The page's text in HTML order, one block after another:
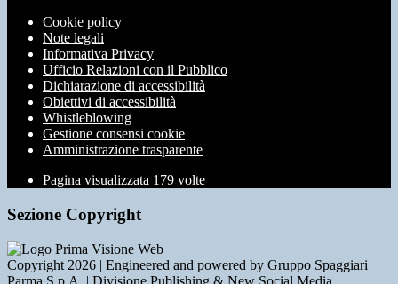
Cookie policy
Note legali
Informativa Privacy
Ufficio Relazioni con il Pubblico
Dichiarazione di accessibilità
Obiettivi di accessibilità
Whistleblowing
Gestione consensi cookie
Amministrazione trasparente
Pagina visualizzata 179 volte
Sezione Copyright
Copyright 2026 | Engineered and powered by Gruppo Spaggiari
Parma S.p.A. | Divisione Publishing & New Social Media